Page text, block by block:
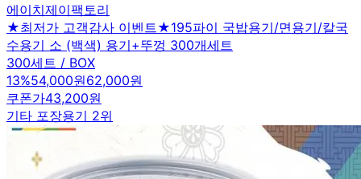
에이치제이팩토리
★최저가 고객감사 이벤트★195파이 국밥용기/면용기/칼국
수용기 소 (백색) 용기+뚜껑 300개세트
300세트 / BOX
13%54,000원62,000원
쿠폰가43,200원
기타 포장용기 2위